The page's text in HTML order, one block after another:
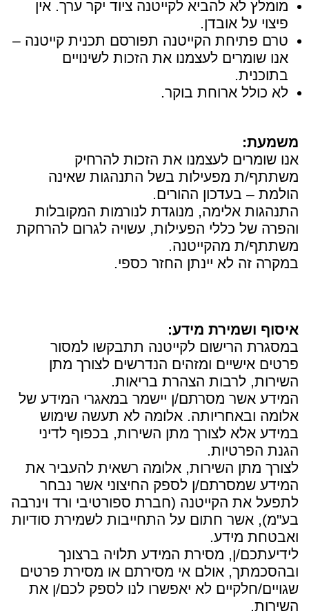
מומלץ לא להביא לקייטנה ציוד יקר ערך. אין
פיצוי על אובדן.
טרם פתיחת הקייטנה תפורסם תכנית קייטנה –
אנו שומרים לעצמנו את הזכות לשינויים
בתוכנית.
לא כולל ארוחת בוקר.
משמעת:
אנו שומרים לעצמנו את הזכות להרחיק
משתתף/ת מפעילות בשל התנהגות שאינה
הולמת – בעדכון ההורים.
התנהגות אלימה, מנוגדת לנורמות המקובלות
והפרה של כללי הפעילות, עשויה לגרום להרחקת
משתתף/ת מהקייטנה.
במקרה זה לא יינתן החזר כספי.
איסוף ושמירת מידע:
במסגרת הרישום לקייטנה תתבקשו למסור
פרטים אישיים ומזהים הנדרשים לצורך מתן
השירות, לרבות הצהרת בריאות.
המידע אשר מסרתם/ן יישמר במאגרי המידע של
אלומה ובאחריותה. אלומה לא תעשה שימוש
במידע אלא לצורך מתן השירות, בכפוף לדיני
הגנת הפרטיות.
לצורך מתן השירות, אלומה רשאית להעביר את
המידע שמסרתם/ן לספק החיצוני אשר נבחר
לתפעל את הקייטנה (חברת ספורטיבי ורד וינרבה
בע"מ), אשר חתום על התחייבות לשמירת סודיות
ואבטחת מידע.
לידיעתכם/ן, מסירת המידע תלויה ברצונך
ובהסכמתך, אולם אי מסירתם או מסירת פרטים
שגויים/חלקיים לא יאפשרו לנו לספק לכם/ן את
השירות.